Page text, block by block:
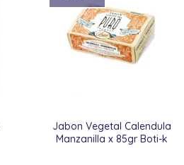
Jabon Vegetal Calendula
Manzanilla x 85gr Boti-k